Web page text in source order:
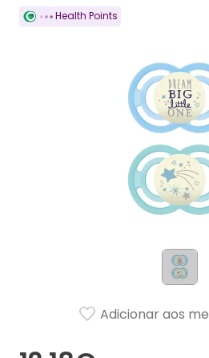
Health Points
Adicionar aos